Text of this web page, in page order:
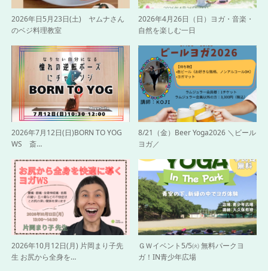
2026年日5月23日(土) ヤムナさん
のベジ料理教室
2026年4月26日（日）ヨガ・音楽・
自然を楽しむ一日
2026年7月12日(日)BORN TO YOG
WS 斎…
8/21（金）Beer Yoga2026 ＼ビール
ヨガ／
2026年10月12日(月) 片岡まり子先
生 お尻から全身を…
ＧＷイベント5/5㈫ 無料パークヨ
ガ！IN青少年広場